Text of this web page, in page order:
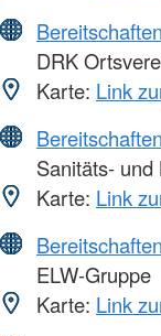
DRK
Karte: Link
Sanitäts-
Karte: Link
ELW-Gruppe
Karte: Link